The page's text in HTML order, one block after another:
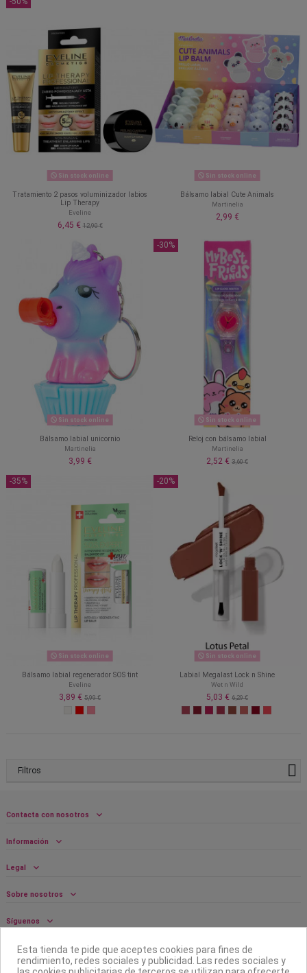
Sin stock online
Tratamiento 2 pasos voluminizador labios
Lip Therapy
Eveline
6,45 €12,90 €
Sin stock online
Bálsamo labial Cute Animals
Martinelia
2,99 €
Sin stock online
Bálsamo labial unicornio
Martinelia
3,99 €
-30%
Sin stock online
Reloj con bálsamo labial
Martinelia
2,52 € 3,60 €
-35%
Sin stock online
Bálsamo labial regenerador SOS tint
Eveline
3,89 € 5,99 €
-20%
Sin stock online
Labial Megalast Lock n Shine
Wet n Wild
5,03 € 6,29 €
Filtros
Contacta con nosotros
Información
Legal
Sobre nosotros
Síguenos
Boletín
Esta tienda te pide que aceptes cookies para fines de
rendimiento, redes sociales y publicidad. Las redes sociales y